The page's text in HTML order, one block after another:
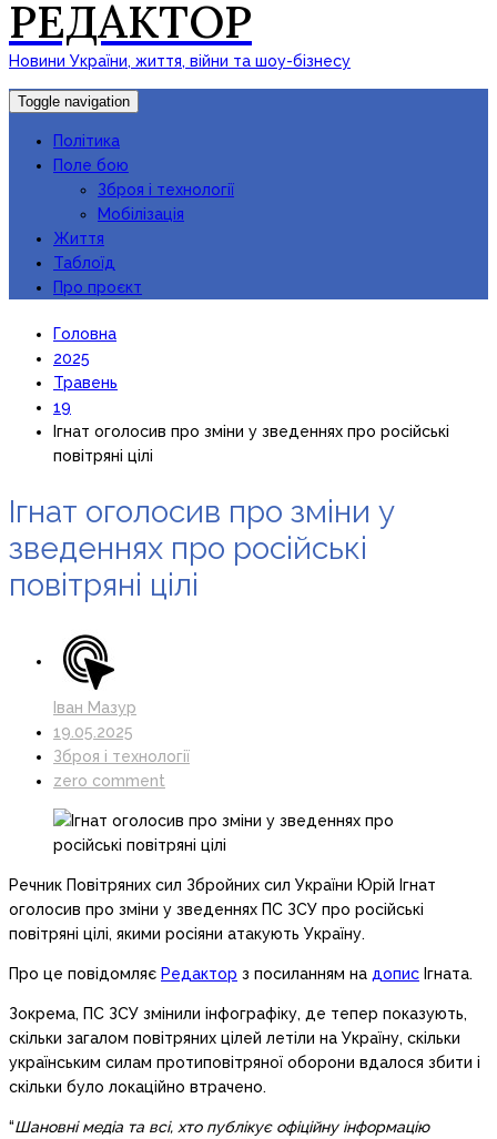
РЕДАКТОР
Новини України, життя, війни та шоу-бізнесу
Toggle navigation
Політика
Поле бою
Зброя і технології
Мобілізація
Життя
Таблоїд
Про проєкт
Головна
2025
Травень
19
Ігнат оголосив про зміни у зведеннях про російські
повітряні цілі
Ігнат оголосив про зміни у
зведеннях про російські
повітряні цілі
Іван Мазур
19.05.2025
Зброя і технології
zero comment
Речник Повітряних сил Збройних сил України Юрій Ігнат
оголосив про зміни у зведеннях ПС ЗСУ про російські
повітряні цілі, якими росіяни атакують Україну.
Про це повідомляє Редактор з посиланням на допис Ігната.
Зокрема, ПС ЗСУ змінили інфографіку, де тепер показують,
скільки загалом повітряних цілей летіли на Україну, скільки
українським силам протиповітряної оборони вдалося збити і
скільки було локаційно втрачено.
“Шановні медіа та всі, хто публікує офіційну інформацію